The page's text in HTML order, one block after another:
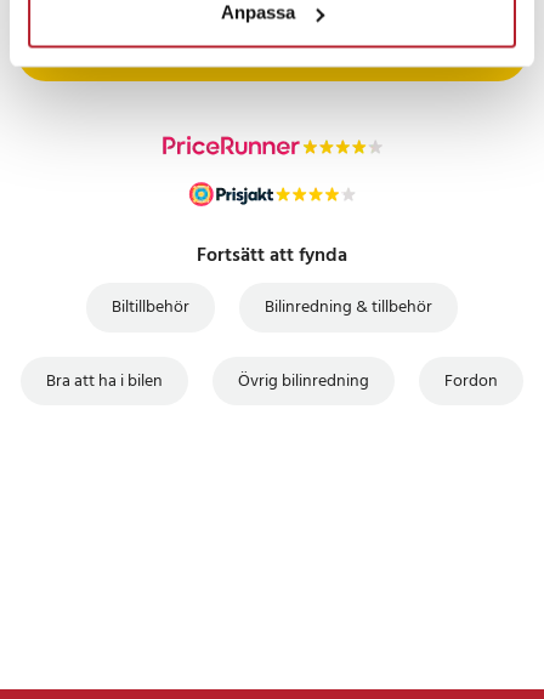
Anpassa
UTFÖRSÄLJNING
Fortsätt att fynda
Biltillbehör Bilinredning & tillbehör
Bra att ha i bilen Övrig bilinredning Fordon